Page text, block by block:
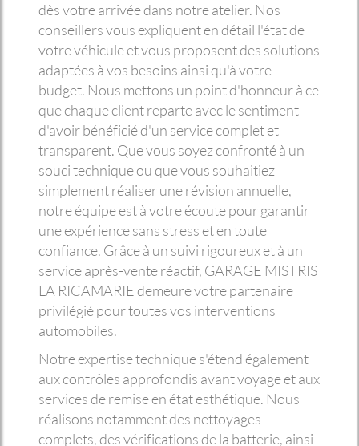
dès votre arrivée dans notre atelier. Nos
conseillers vous expliquent en détail l'état de
votre véhicule et vous proposent des solutions
adaptées à vos besoins ainsi qu'à votre
budget. Nous mettons un point d'honneur à ce
que chaque client reparte avec le sentiment
d'avoir bénéficié d'un service complet et
transparent. Que vous soyez confronté à un
souci technique ou que vous souhaitiez
simplement réaliser une révision annuelle,
notre équipe est à votre écoute pour garantir
une expérience sans stress et en toute
confiance. Grâce à un suivi rigoureux et à un
service après-vente réactif, GARAGE MISTRIS
LA RICAMARIE demeure votre partenaire
privilégié pour toutes vos interventions
automobiles.
Notre expertise technique s'étend également
aux contrôles approfondis avant voyage et aux
services de remise en état esthétique. Nous
réalisons notamment des nettoyages
complets, des vérifications de la batterie, ainsi